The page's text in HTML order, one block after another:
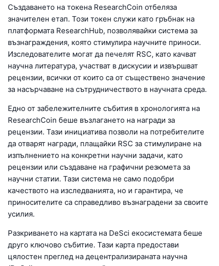
Създаването на токена ResearchCoin отбеляза
значителен етап. Този токен служи като гръбнак на
платформата ResearchHub, позволявайки система за
възнаграждения, която стимулира научните приноси.
Изследователите могат да печелят RSC, като качват
научна литература, участват в дискусии и извършват
рецензии, всички от които са от съществено значение
за насърчаване на сътрудничеството в научната среда.
Едно от забележителните събития в хронологията на
ResearchCoin беше възлагането на награди за
рецензии. Тази инициатива позволи на потребителите
да отварят награди, плащайки RSC за стимулиране на
изпълнението на конкретни научни задачи, като
рецензии или създаване на графични резюмета за
научни статии. Тази система не само подобри
качеството на изследванията, но и гарантира, че
приносителите са справедливо възнаградени за своите
усилия.
Разкриването на картата на DeSci екосистемата беше
друго ключово събитие. Тази карта предостави
цялостен преглед на децентрализираната научна